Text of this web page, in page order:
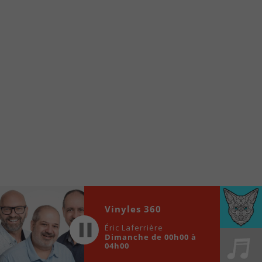
Audio
Player
00:00
Vinyles 360
Éric Laferrière
Dimanche de 00h00 à
04h00